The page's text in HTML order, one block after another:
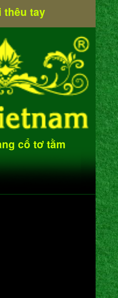
thêu tay
cổ tơ tằm